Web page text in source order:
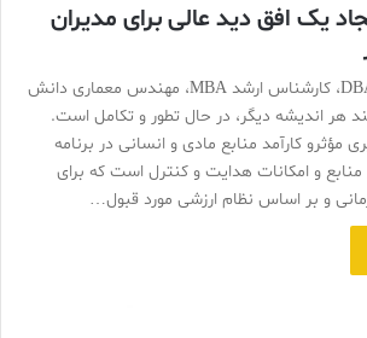
یک افق دید عالی برای مدیران
فرزاد زرین پور دکترای DBA، کارشناس ارشد MBA، مهندس معماری دانش
هر انديشه ديگر، در حال تطور و تكامل است.
مؤثرو کارآمد منابع مادی و انسانی در برنامه
و امکانات هدایت و کنترل است که برای
و بر اساس نظام ارزشی مورد قبول…